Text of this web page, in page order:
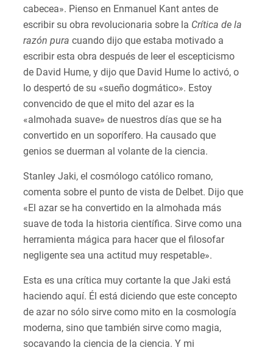
cabecea». Pienso en Enmanuel Kant antes de
escribir su obra revolucionaria sobre la Crítica de la
razón pura cuando dijo que estaba motivado a
escribir esta obra después de leer el escepticismo
de David Hume, y dijo que David Hume lo activó, o
lo despertó de su «sueño dogmático». Estoy
convencido de que el mito del azar es la
«almohada suave» de nuestros días que se ha
convertido en un soporífero. Ha causado que
genios se duerman al volante de la ciencia.
Stanley Jaki, el cosmólogo católico romano,
comenta sobre el punto de vista de Delbet. Dijo que
«El azar se ha convertido en la almohada más
suave de toda la historia científica. Sirve como una
herramienta mágica para hacer que el filosofar
negligente sea una actitud muy respetable».
Esta es una crítica muy cortante la que Jaki está
haciendo aquí. Él está diciendo que este concepto
de azar no sólo sirve como mito en la cosmología
moderna, sino que también sirve como magia,
socavando la ciencia de la ciencia. Y mi